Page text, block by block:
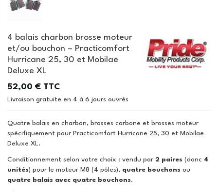
4 balais charbon brosse moteur
et/ou bouchon – Practicomfort
Hurricane 25, 30 et Mobilae
Deluxe XL
52,00 €
Livraison gratuite en 4 à 6 jours ouvrés
Quatre balais en charbon, brosses carbone et brosses moteur
spécifiquement pour Practicomfort Hurricane 25, 30 et Mobilae
Deluxe XL.
Conditionnement selon votre choix : vendu par 2 paires (donc 4
unités) pour le moteur M8 (4 pôles), quatre bouchons ou
quatre balais avec quatre bouchons.